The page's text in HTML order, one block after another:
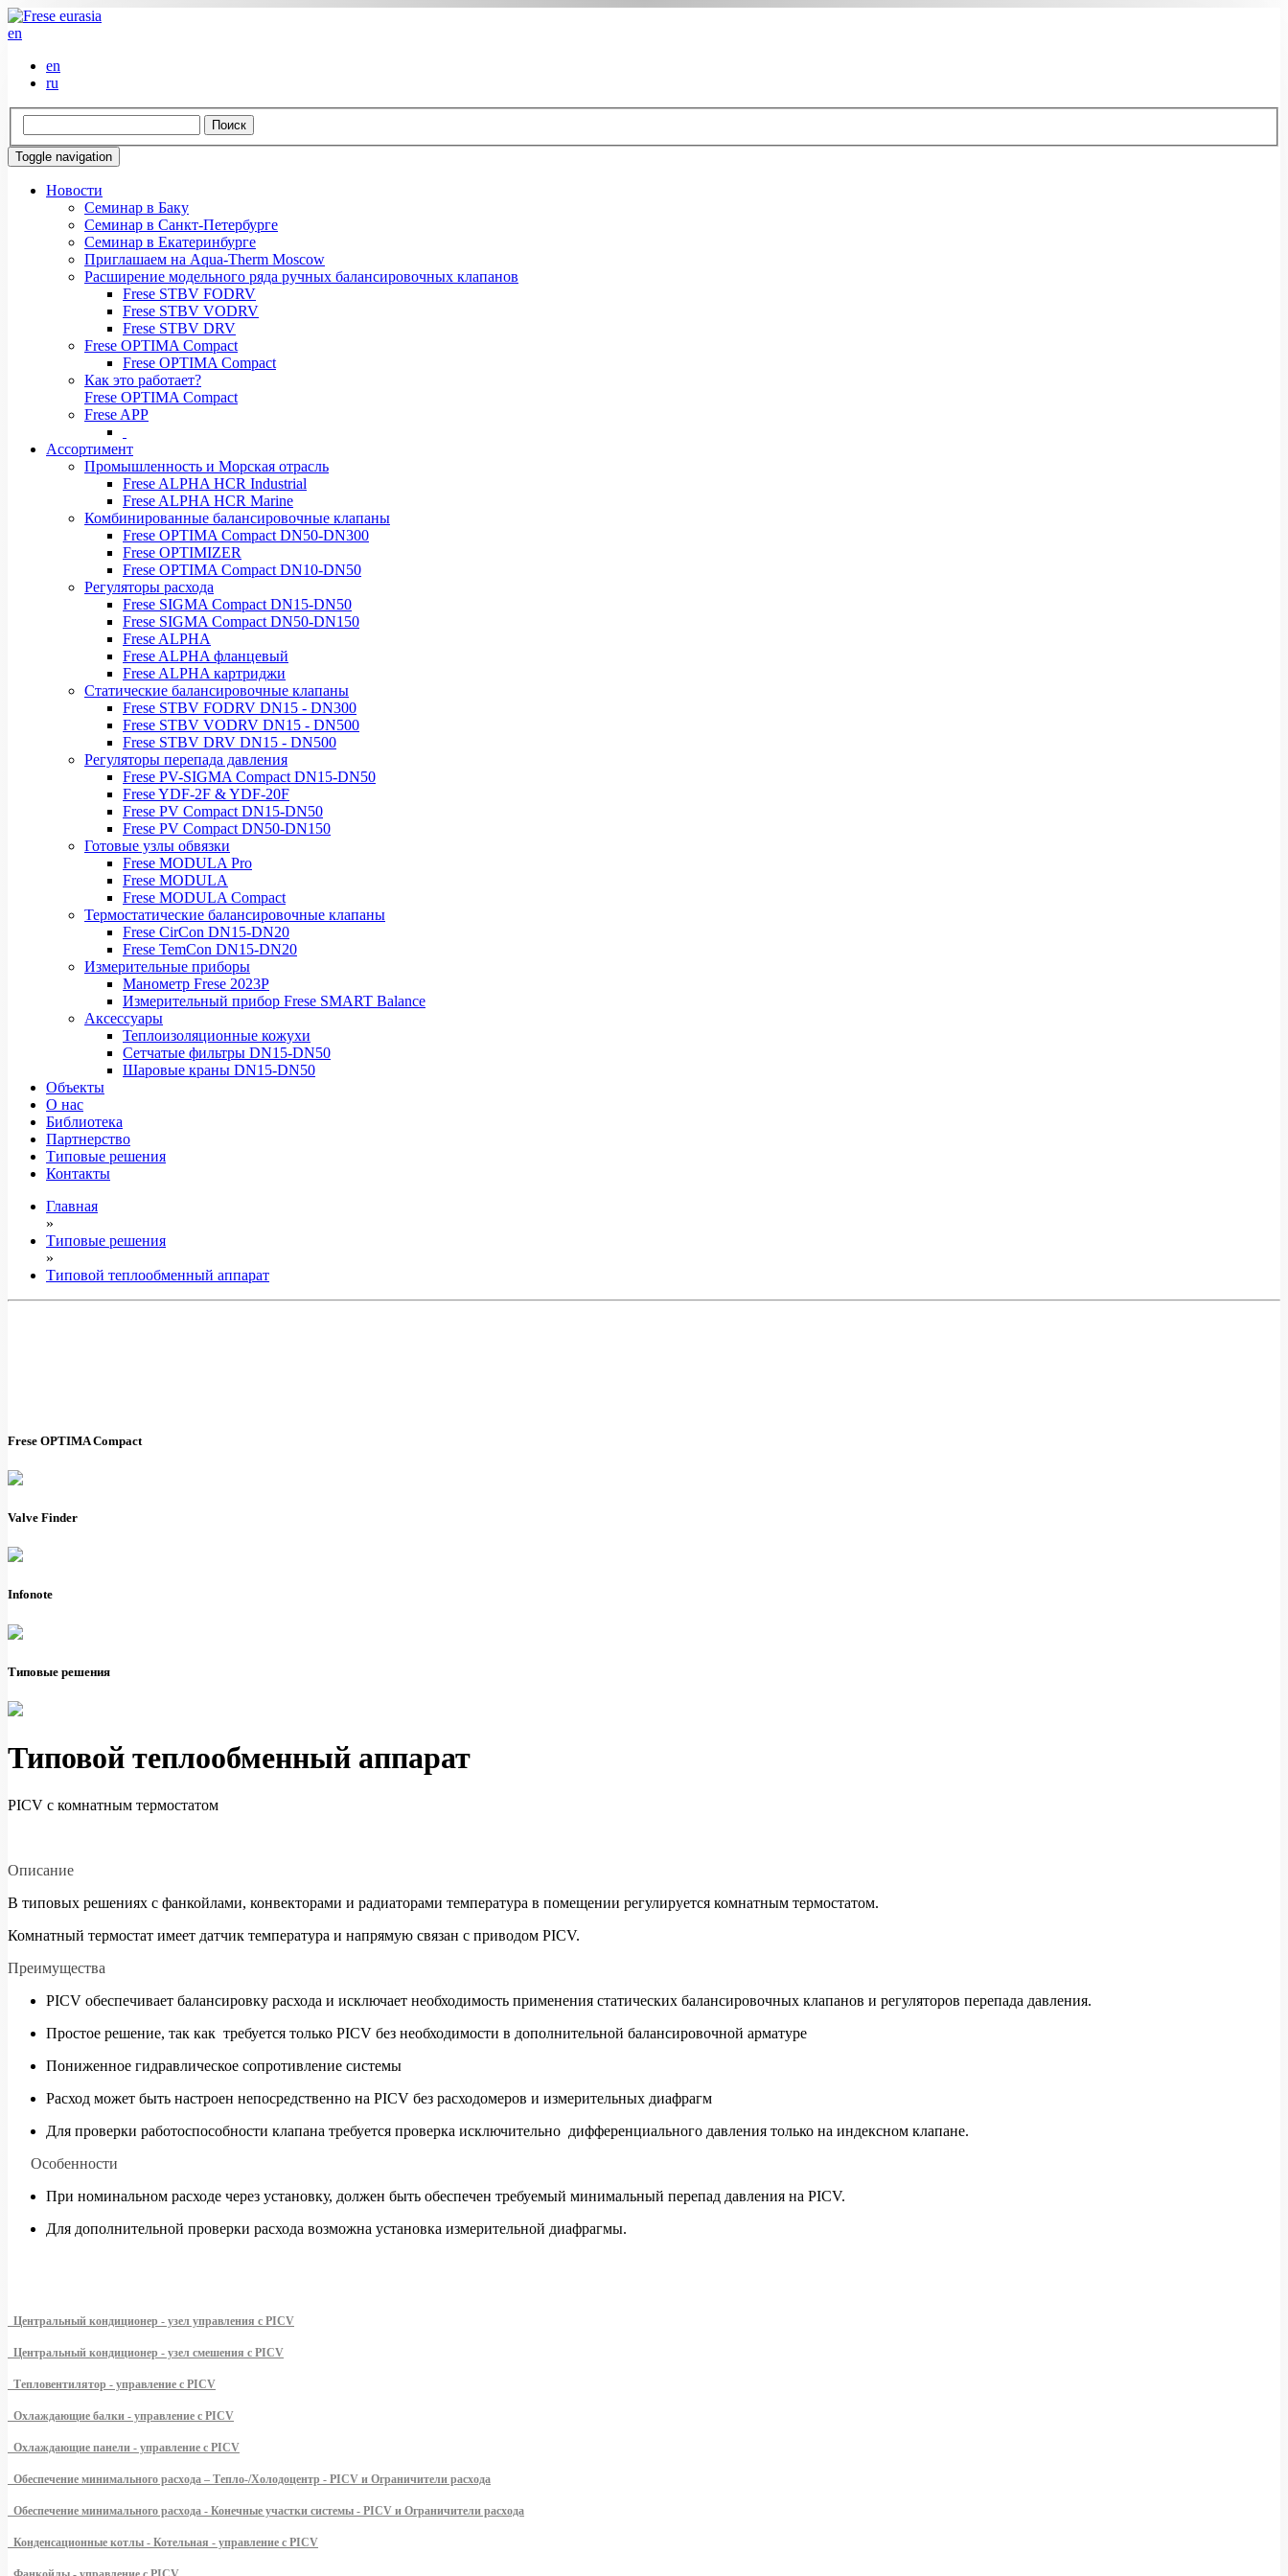
en
en
ru
Toggle navigation
Новости
Семинар в Баку
Семинар в Санкт-Петербурге
Семинар в Екатеринбурге
Приглашаем на Aqua-Therm Moscow
Расширение модельного ряда ручных балансировочных клапанов
Frese STBV FODRV
Frese STBV VODRV
Frese STBV DRV
Frese OPTIMA Compact
Frese OPTIMA Compact
Как это работает?
Frese OPTIMA Compact
Frese APP
Ассортимент
Промышленность и Морская отрасль
Frese ALPHA HCR Industrial
Frese ALPHA HCR Marine
Комбинированные балансировочные клапаны
Frese OPTIMA Compact DN50-DN300
Frese OPTIMIZER
Frese OPTIMA Compact DN10-DN50
Регуляторы расхода
Frese SIGMA Compact DN15-DN50
Frese SIGMA Compact DN50-DN150
Frese ALPHA
Frese ALPHA фланцевый
Frese ALPHA картриджи
Статические балансировочные клапаны
Frese STBV FODRV DN15 - DN300
Frese STBV VODRV DN15 - DN500
Frese STBV DRV DN15 - DN500
Регуляторы перепада давления
Frese PV-SIGMA Compact DN15-DN50
Frese YDF-2F & YDF-20F
Frese PV Compact DN15-DN50
Frese PV Compact DN50-DN150
Готовые узлы обвязки
Frese MODULA Pro
Frese MODULA
Frese MODULA Compact
Термостатические балансировочные клапаны
Frese CirCon DN15-DN20
Frese TemCon DN15-DN20
Измерительные приборы
Манометр Frese 2023P
Измерительный прибор Frese SMART Balance
Аксессуары
Теплоизоляционные кожухи
Сетчатые фильтры DN15-DN50
Шаровые краны DN15-DN50
Объекты
О нас
Библиотека
Партнерство
Типовые решения
Контакты
Главная
»
Типовые решения
»
Типовой теплообменный аппарат
Frese OPTIMA Compact
Valve Finder
Infonote
Типовые решения
Типовой теплообменный аппарат
PICV с комнатным термостатом
Описание
В типовых решениях с фанкойлами, конвекторами и радиаторами температура в помещении регулируется комнатным термостатом.
Комнатный термостат имеет датчик температура и напрямую связан с приводом PICV.
Преимущества
PICV обеспечивает балансировку расхода и исключает необходимость применения статических балансировочных клапанов и регуляторов перепада давления.
Простое решение, так как требуется только PICV без необходимости в дополнительной балансировочной арматуре
Пониженное гидравлическое сопротивление системы
Расход может быть настроен непосредственно на PICV без расходомеров и измерительных диафрагм
Для проверки работоспособности клапана требуется проверка исключительно дифференциального давления только на индексном клапане.
Особенности
При номинальном расходе через установку, должен быть обеспечен требуемый минимальный перепад давления на PICV.
Для дополнительной проверки расхода возможна установка измерительной диафрагмы.
Центральный кондиционер - узел управления с PICV
Центральный кондиционер - узел смешения с PICV
Тепловентилятор - управление с PICV
Охлаждающие балки - управление с PICV
Охлаждающие панели - управление с PICV
Обеспечение минимального расхода – Тепло-/Холодоцентр - PICV и Ограничители расхода
Обеспечение минимального расхода - Конечные участки системы - PICV и Ограничители расхода
Конденсационные котлы - Котельная - управление с PICV